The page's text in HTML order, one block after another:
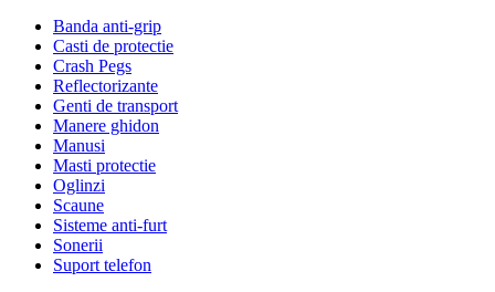
Banda anti-grip
Casti de protectie
Crash Pegs
Reflectorizante
Genti de transport
Manere ghidon
Manusi
Masti protectie
Oglinzi
Scaune
Sisteme anti-furt
Sonerii
Suport telefon